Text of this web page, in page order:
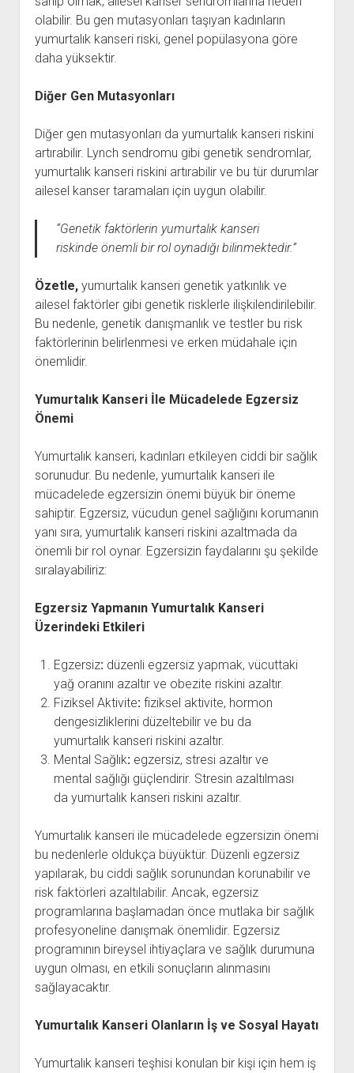
olabilir. Bu gen mutasyonları taşıyan kadınların
yumurtalık kanseri riski, genel popülasyona göre
daha yüksektir.
Diğer Gen Mutasyonları
Diğer gen mutasyonları da yumurtalık kanseri riskini
artırabilir. Lynch sendromu gibi genetik sendromlar,
yumurtalık kanseri riskini artırabilir ve bu tür durumlar
ailesel kanser taramaları için uygun olabilir.
“Genetik faktörlerin yumurtalık kanseri
riskinde önemli bir rol oynadığı bilinmektedir.”
Özetle,yumurtalık kanseri genetik yatkınlık ve
ailesel faktörler gibi genetik risklerle ilişkilendirilebilir.
Bu nedenle, genetik danışmanlık ve testler bu risk
faktörlerinin belirlenmesi ve erken müdahale için
önemlidir.
Yumurtalık Kanseri İle Mücadelede Egzersiz
Önemi
Yumurtalık kanseri, kadınları etkileyen ciddi bir sağlık
sorunudur. Bu nedenle, yumurtalık kanseri ile
mücadelede egzersizin önemi büyük bir öneme
sahiptir. Egzersiz, vücudun genel sağlığını korumanın
yanı sıra, yumurtalık kanseri riskini azaltmada da
önemli bir rol oynar. Egzersizin faydalarını şu şekilde
sıralayabiliriz:
Egzersiz Yapmanın Yumurtalık Kanseri
Üzerindeki Etkileri
Egzersiz: düzenli egzersiz yapmak, vücuttaki
yağ oranını azaltır ve obezite riskini azaltır.
Fiziksel Aktivite: fiziksel aktivite, hormon
dengesizliklerini düzeltebilir ve bu da
yumurtalık kanseri riskini azaltır.
Mental Sağlık: egzersiz, stresi azaltır ve
mental sağlığı güçlendirir. Stresin azaltılması
da yumurtalık kanseri riskini azaltır.
Yumurtalık kanseri ile mücadelede egzersizin önemi
bu nedenlerle oldukça büyüktür. Düzenli egzersiz
yapılarak, bu ciddi sağlık sorunundan korunabilir ve
risk faktörleri azaltılabilir. Ancak, egzersiz
programlarına başlamadan önce mutlaka bir sağlık
profesyoneline danışmak önemlidir. Egzersiz
programının bireysel ihtiyaçlara ve sağlık durumuna
uygun olması, en etkili sonuçların alınmasını
sağlayacaktır.
Yumurtalık Kanseri Olanların İş ve Sosyal Hayatı
Yumurtalık kanseri teşhisi konulan bir kişi için hem iş